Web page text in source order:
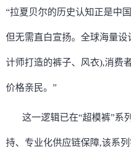
“拉夏贝尔的历史认知正是中
但无需直白宣扬。全球海量
计师打造的裤子、风衣),消费
价格亲民。”
这一逻辑已在“超模裤”系
持、专业化供应链保障,该系